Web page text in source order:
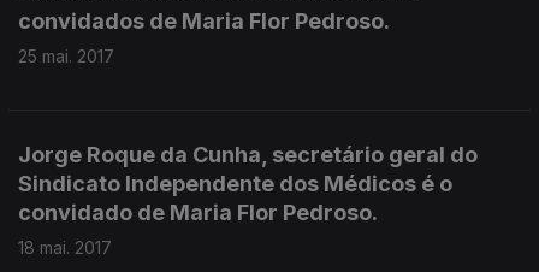
convidados de Maria Flor Pedroso.
25 mai. 2017
Jorge Roque da Cunha, secretário geral do
Sindicato Independente dos Médicos é o
convidado de Maria Flor Pedroso.
18 mai. 2017